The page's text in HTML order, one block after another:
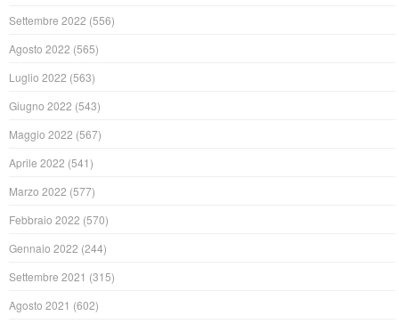
Settembre 2022 (556)
Agosto 2022 (565)
Luglio 2022 (563)
Giugno 2022 (543)
Maggio 2022 (567)
Aprile 2022 (541)
Marzo 2022 (577)
Febbraio 2022 (570)
Gennaio 2022 (244)
Settembre 2021 (315)
Agosto 2021 (602)